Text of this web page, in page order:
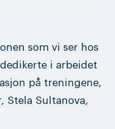
som vi ser hos
i arbeidet
på treningene,
Stela Sultanova,